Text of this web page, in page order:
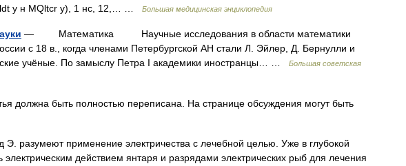
y н MQltcr y), 1 нс, 12,… …
Большая медицинская энциклопедия
— Математика Научные исследования в области математики
с 18 в., когда членами Петербургской АН стали Л. Эйлер, Д. Бернулли и
учёные. По замыслу Петра I академики иностранцы… …
Большая советская
должна быть полностью переписана. На странице обсуждения могут быть
разумеют применение электричества с лечебной целью. Уже в глубокой
электрическим действием янтаря и разрядами электрических рыб для лечения